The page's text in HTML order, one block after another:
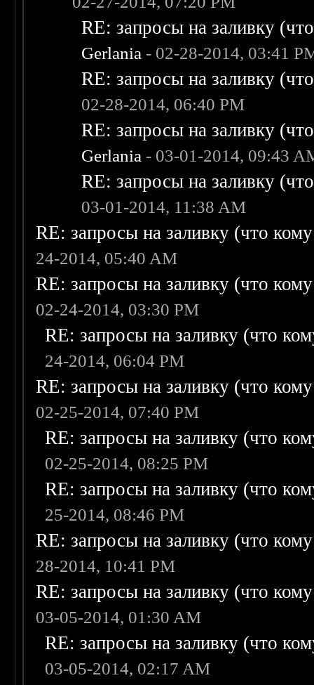
RE: запросы на заливку
Gerlania - 02-28-2014, 03:41
RE: запросы на заливку
02-28-2014, 06:40 PM
RE: запросы на заливку
Gerlania - 03-01-2014, 09:43
RE: запросы на заливку
03-01-2014, 11:38 AM
RE: запросы на заливку (что
24-2014, 05:40 AM
RE: запросы на заливку (что
02-24-2014, 03:30 PM
RE: запросы на заливку (что
24-2014, 06:04 PM
RE: запросы на заливку (что
02-25-2014, 07:40 PM
RE: запросы на заливку (что
02-25-2014, 08:25 PM
RE: запросы на заливку (что
25-2014, 08:46 PM
RE: запросы на заливку (что
28-2014, 10:41 PM
RE: запросы на заливку (что
03-05-2014, 01:30 AM
RE: запросы на заливку (что
03-05-2014, 02:17 AM